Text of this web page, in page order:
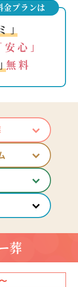
金プランは
｣
安心｣
無料
葬